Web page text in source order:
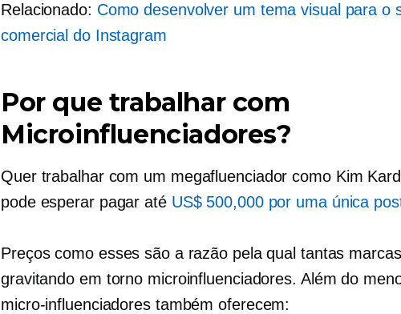
Relacionado: Como desenvolver um tema visual para o
comercial do Instagram
Por que trabalhar com
Microinfluenciadores?
Quer trabalhar com um megafluenciador como Kim
pode esperar pagar até US$ 500,000 por uma única
Preços como esses são a razão pela qual tantas
gravitando em torno microinfluenciadores. Além do
micro-influenciadorestambém oferecem: